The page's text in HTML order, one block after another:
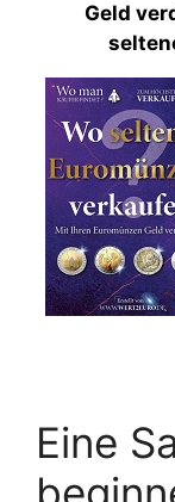
Geld
Eine